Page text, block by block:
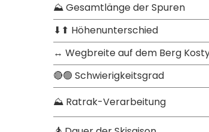
⛰ Gesamtlänge der Spuren
⬇⬆ Höhenunterschied
↔ Wegbreite auf dem Berg
🔴🟢 Schwierigkeitsgrad
⛰ Ratrak-Verarbeitung